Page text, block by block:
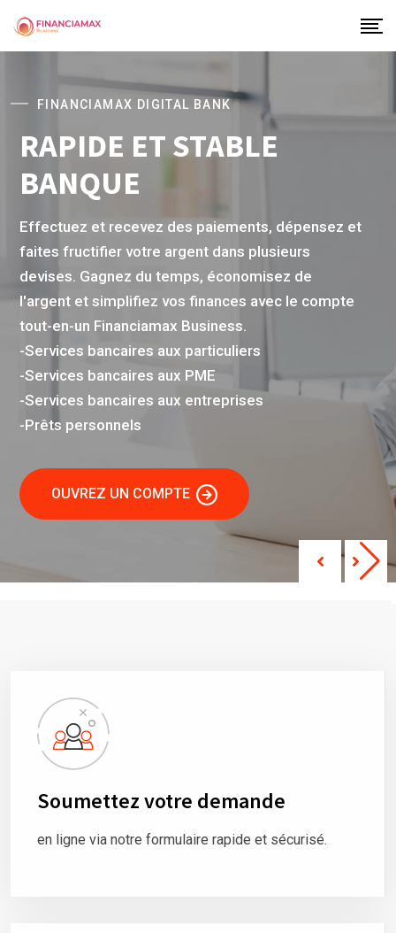
FINANCIAMAX DIGITAL BANK
ET STABLE
et recevez des paiements, dépensez et
fructifier votre argent dans plusieurs
Gagnez du temps, économisez de l'argent
simplifiez vos finances avec le compte tout-en-
Financiamax Business.
Services bancaires aux particuliers
Services bancaires aux PME
Services bancaires aux entreprises
Prêts personnels
OUVREZ UN COMPTE
Soumettez votre demande
en ligne via notre formulaire rapide et sécurisé.